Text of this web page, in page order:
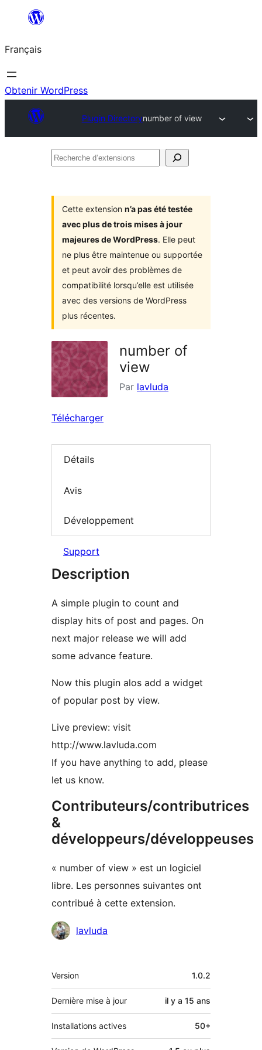
contenu
Français
Obtenir WordPress
Plugin Directorynumber of view
Recherche
Cette extension n’a pas été testée
avec plus de trois mises à jour
majeures de WordPress. Elle peut
ne plus être maintenue ou supportée
et peut avoir des problèmes de
compatibilité lorsqu’elle est utilisée
avec des versions de WordPress
plus récentes.
number of
view
Par lavluda
Télécharger
Détails
Avis
Développement
Support
Description
A simple plugin to count and
display hits of post and pages. On
next major release we will add
some advance feature.
Now this plugin alos add a widget
of popular post by view.
Live preview: visit
http://www.lavluda.com
If you have anything to add, please
let us know.
Contributeurs/contributrices
&
développeurs/développeuses
« number of view » est un logiciel
libre. Les personnes suivantes ont
contribué à cette extension.
Contributeurs
lavluda
Méta
Version 1.0.2
Dernière mise à jour il y a 15 ans
Installations actives 50+